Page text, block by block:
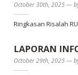
October 30th, 2025—
Ringkasan Risalah
LAPORAN
October 29th, 2025—